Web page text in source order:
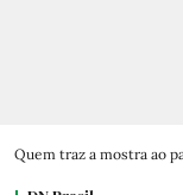
Quem traz a mostra ao